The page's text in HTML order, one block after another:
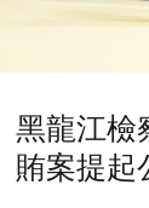
黑龍江檢
賄案提起